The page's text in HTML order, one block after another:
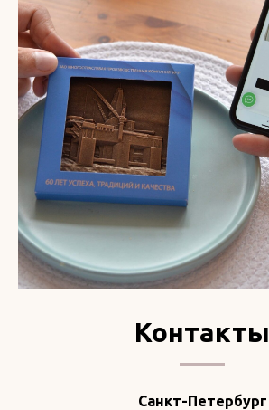
Контакты
Санкт-Петербург